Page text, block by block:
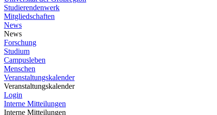
Studierendenwerk
Mitgliedschaften
News
News
Forschung
Studium
Campusleben
Menschen
Veranstaltungskalender
Veranstaltungskalender
Login
Interne Mitteilungen
Interne Mitteilungen